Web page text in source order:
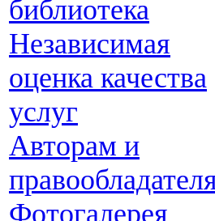
библиотека
Независимая
оценка качества
услуг
Авторам и
Фотогалерея